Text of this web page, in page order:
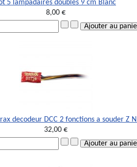
5 lampadaires doubles 9 cm Blanc
8,00 €
decodeur DCC 2 fonctions a souder Z
32,00 €